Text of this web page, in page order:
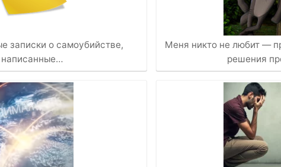
записки о самоубийстве,
написанные…
Меня никто не любит —
решения